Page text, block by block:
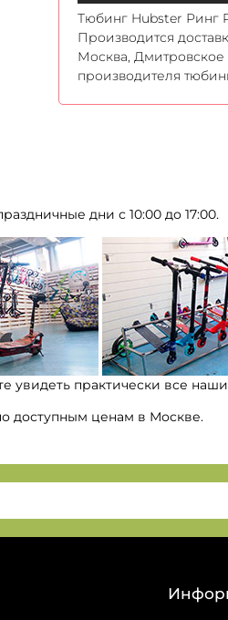
Тюбинг Hubster Ринг
Производится
Москва, Дмитровское
производителя
дни с 10:00 до 17:00.
практически все
доступным ценам в Москве.